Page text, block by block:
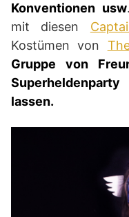
Konventionen usw
mit diesen
Kostümen von
Gruppe von
lassen.